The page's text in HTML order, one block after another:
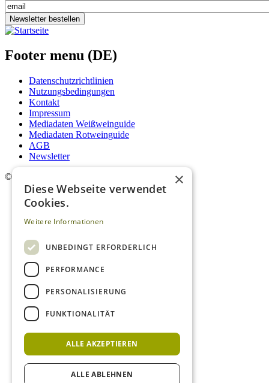
Newsletter bestellen
Footer menu (DE)
Datenschutzrichtlinien
Nutzungsbedingungen
Kontakt
Impressum
Mediadaten Weißweinguide
Mediadaten Rotweinguide
AGB
Newsletter
©
×
Diese Webseite verwendet
Cookies.
Weitere Informationen
UNBEDINGT ERFORDERLICH
PERFORMANCE
PERSONALISIERUNG
FUNKTIONALITÄT
ALLE AKZEPTIEREN
ALLE ABLEHNEN